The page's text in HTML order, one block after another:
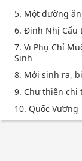
5. Một đường
6. Đinh Nhị Cẩu
7. Vi Phụ Chỉ
Sinh
8. Mới sinh ra,
9. Chư thiên chi
10. Quốc Vương